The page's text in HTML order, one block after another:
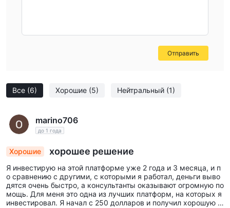
Все (6) Хорошие (5) Нейтральный (1)
marino706
до 1 года
Хорошие хорошее решение
Я инвестирую на этой платформе уже 2 года и 3 месяца, и п
о сравнению с другими, с которыми я работал, деньги выво
дятся очень быстро, а консультанты оказывают огромную по
мощь. Для меня это одна из лучших платформ, на которых я
инвестировал. Я начал с 250 долларов и получил хорошую п
Отправить